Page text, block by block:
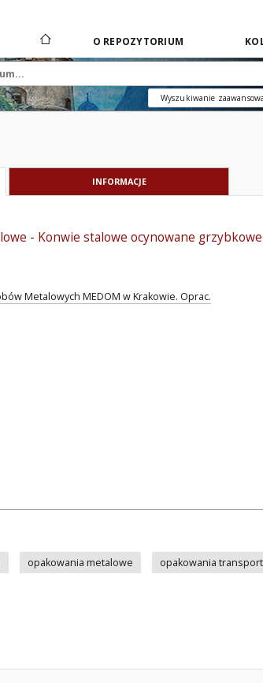
O REPOZYTORIUM
Wyszukiwanie
INFORMACJE
- Konwie stalowe ocynowane
Metalowych MEDOM w Krakowie. Oprac.
opakowania metalowe opakowania